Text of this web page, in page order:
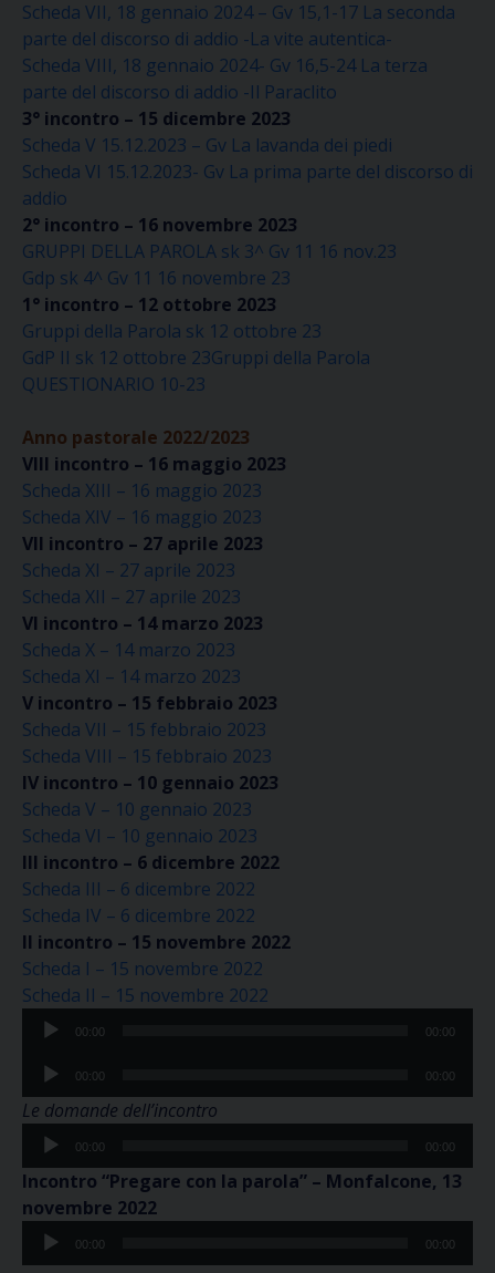
Scheda VII, 18 gennaio 2024 – Gv 15,1-17 La seconda
parte del discorso di addio -La vite autentica-
Scheda VIII, 18 gennaio 2024- Gv 16,5-24 La terza
parte del discorso di addio -Il Paraclito
3° incontro – 15 dicembre 2023
Scheda V 15.12.2023 – Gv La lavanda dei piedi
Scheda VI 15.12.2023- Gv La prima parte del discorso di
addio
2° incontro – 16 novembre 2023
GRUPPI DELLA PAROLA sk 3^ Gv 11 16 nov.23
Gdp sk 4^ Gv 11 16 novembre 23
1° incontro – 12 ottobre 2023
Gruppi della Parola sk 12 ottobre 23
GdP II sk 12 ottobre 23Gruppi della Parola
QUESTIONARIO 10-23
Anno pastorale 2022/2023
VIII incontro – 16 maggio 2023
Scheda XIII – 16 maggio 2023
Scheda XIV – 16 maggio 2023
VII incontro – 27 aprile 2023
Scheda XI – 27 aprile 2023
Scheda XII – 27 aprile 2023
VI incontro – 14 marzo 2023
Scheda X – 14 marzo 2023
Scheda XI – 14 marzo 2023
V incontro – 15 febbraio 2023
Scheda VII – 15 febbraio 2023
Scheda VIII – 15 febbraio 2023
IV incontro – 10 gennaio 2023
Scheda V – 10 gennaio 2023
Scheda VI – 10 gennaio 2023
III incontro – 6 dicembre 2022
Scheda III – 6 dicembre 2022
Scheda IV – 6 dicembre 2022
II incontro – 15 novembre 2022
Scheda I – 15 novembre 2022
Scheda II – 15 novembre 2022
Audio
00:00 00:00
Audio
Player
00:00 00:00
Le domande dell’incontro
Audio
Player
00:00 00:00
Incontro “Pregare con la parola” – Monfalcone, 13
novembre 2022
Audio
Player
00:00 00:00